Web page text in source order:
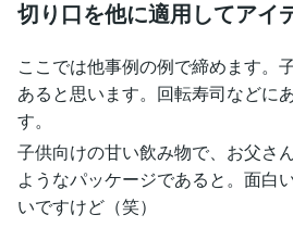
切り口を他に適用してアイ
ここでは他事例の例で締めます。
あると思います。回転寿司などに
す。
子供向けの甘い飲み物で、お父さ
ようなパッケージであると。面白
いですけど（笑）